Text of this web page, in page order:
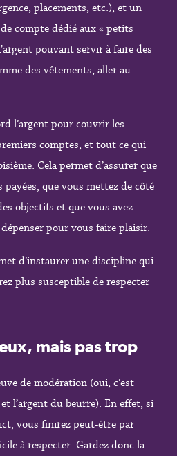
placements, etc.), et un
compte dédié aux « petits
pouvant servir à faire des
des vêtements, aller au
l’argent pour couvrir les
comptes, et tout ce qui
Cela permet d’assurer que
que vous mettez de côté
objectifs et que vous avez
pour vous faire plaisir.
d’instaurer une discipline qui
plus susceptible de respecter
mais pas trop
de modération (oui, c’est
l’argent du beurre). En effet, si
vous finirez peut-être par
à respecter. Gardez donc la